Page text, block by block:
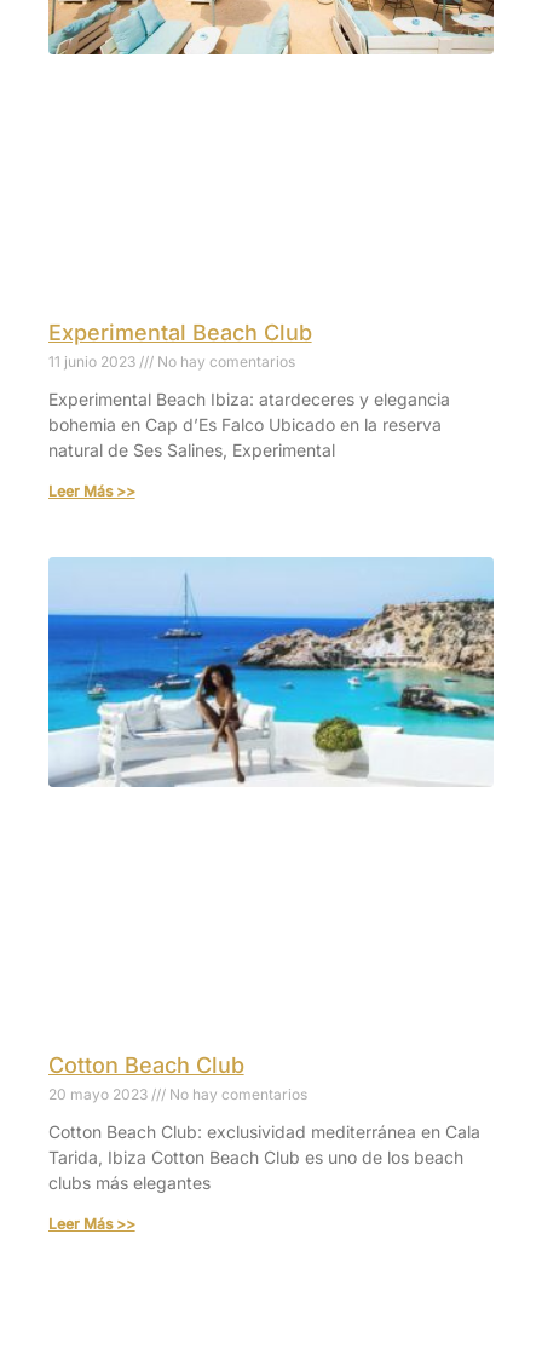
Experimental Beach Club
11 junio 2023 No hay comentarios
Experimental Beach Ibiza: atardeceres y elegancia
bohemia en Cap d’Es Falco Ubicado en la reserva
natural de Ses Salines, Experimental
Leer Más >>
Cotton Beach Club
20 mayo 2023 No hay comentarios
Cotton Beach Club: exclusividad mediterránea en Cala
Tarida, Ibiza Cotton Beach Club es uno de los beach
clubs más elegantes
Leer Más >>